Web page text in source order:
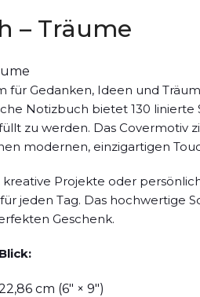
– Träume
für Gedanken, Ideen und
Notizbuch bietet 130
zu werden. Das Covermotiv
modernen, einzigartigen
kreative Projekte oder
jeden Tag. Das hochwertige
Geschenk.
cm (6″ × 9″)